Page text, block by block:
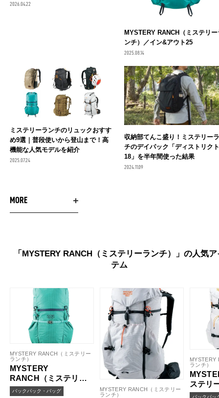
2026.04.22
MYSTERY RANCH（ミステリー
ンチ）／イン&アウト25
2025.08.14
ミステリーランチのリュックおすす
め9選｜普段使いから登山まで！高
機能な人気モデルを紹介
2025.07.24
収納部てんこ盛り！ミステリー
チのデイパック「ディストリクト
18」を半年間使った結果
2024.11.09
MORE
「MYSTERY RANCH（ミステリーランチ）」の人気ア
テム
MYSTERY RANCH（ミステリー
ランチ）
MYSTERY
RANCH（ミステリー
ランチ）／イン&アウ
バックパック・バッグ
MYSTERY RANCH（ミステリー
ランチ）
MYSTERY
ランチ）
ステリ
イデッ